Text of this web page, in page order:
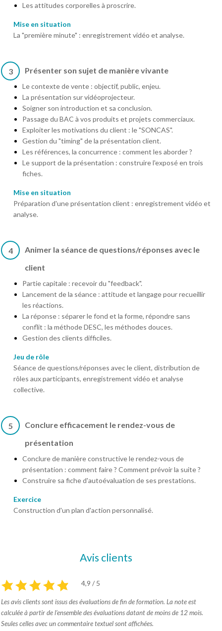
Les attitudes corporelles à proscrire.
Mise en situation
La "première minute" : enregistrement vidéo et analyse.
3 Présenter son sujet de manière vivante
Le contexte de vente : objectif, public, enjeu.
La présentation sur vidéoprojecteur.
Soigner son introduction et sa conclusion.
Passage du BAC à vos produits et projets commerciaux.
Exploiter les motivations du client : le "SONCAS".
Gestion du "timing" de la présentation client.
Les références, la concurrence : comment les aborder ?
Le support de la présentation : construire l'exposé en trois
fiches.
Mise en situation
Préparation d'une présentation client : enregistrement vidéo et
analyse.
4
Animer la séance de questions/réponses avec le
client
Partie capitale : recevoir du "feedback".
Lancement de la séance : attitude et langage pour recueillir
les réactions.
La réponse : séparer le fond et la forme, répondre sans
conflit : la méthode DESC, les méthodes douces.
Gestion des clients difficiles.
Jeu de rôle
Séance de questions/réponses avec le client, distribution de
rôles aux participants, enregistrement vidéo et analyse
collective.
5
Conclure efficacement le rendez-vous de
présentation
Conclure de manière constructive le rendez-vous de
présentation : comment faire ? Comment prévoir la suite ?
Construire sa fiche d'autoévaluation de ses prestations.
Exercice
Construction d'un plan d'action personnalisé.
Avis clients
4,9 / 5
Les avis clients sont issus des évaluations de fin de formation. La note est
calculée à partir de l’ensemble des évaluations datant de moins de 12 mois.
Seules celles avec un commentaire textuel sont affichées.